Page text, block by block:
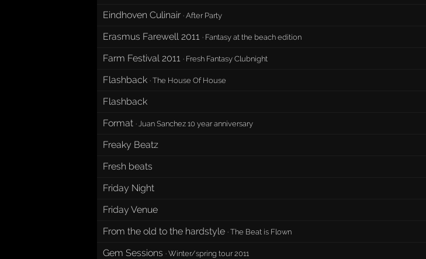
Eindhoven Culinair ·After Party
Erasmus Farewell 2011 · Fantasy at the beach edition
Farm Festival 2011 · Fresh Fantasy Clubnight
Flashback ·The House Of House
Flashback
Format · Juan Sanchez 10 year anniversary
Freaky Beatz
Fresh beats
Friday Night
Friday Venue
From the old to the hardstyle ·The Beat is Flown
Gem Sessions ·Winter/spring tour 2011